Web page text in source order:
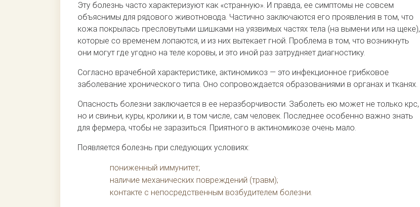
Эту болезнь часто характеризуют как «странную». И правда, ее симптомы не совсем
объяснимы для рядового животновода. Частично заключаются его проявления в том, что
кожа покрылась пресловутыми шишками на уязвимых частях тела (на вымени или на щеке),
которые со временем лопаются, и из них вытекает гной. Проблема в том, что возникнуть
они могут где угодно на теле коровы, и это иной раз затрудняет диагностику.
Согласно врачебной характеристике, актиномикоз — это инфекционное грибковое
заболевание хронического типа. Оно сопровождается образованиями в органах и тканях.
Опасность болезни заключается в ее неразборчивости. Заболеть ею может не только крс,
но и свиньи, куры, кролики и, в том числе, сам человек. Последнее особенно важно знать
для фермера, чтобы не заразиться. Приятного в актиномикозе очень мало.
Появляется болезнь при следующих условиях:
пониженный иммунитет;
наличие механических повреждений (травм);
контакте с непосредственным возбудителем болезни.